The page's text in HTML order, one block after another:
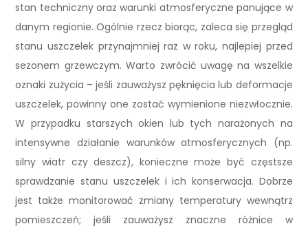
stan techniczny oraz warunki atmosferyczne panujące w
danym regionie. Ogólnie rzecz biorąc, zaleca się przegląd
stanu uszczelek przynajmniej raz w roku, najlepiej przed
sezonem grzewczym. Warto zwrócić uwagę na wszelkie
oznaki zużycia – jeśli zauważysz pęknięcia lub deformacje
uszczelek, powinny one zostać wymienione niezwłocznie.
W przypadku starszych okien lub tych narażonych na
intensywne działanie warunków atmosferycznych (np.
silny wiatr czy deszcz), konieczne może być częstsze
sprawdzanie stanu uszczelek i ich konserwacja. Dobrze
jest także monitorować zmiany temperatury wewnątrz
pomieszczeń; jeśli zauważysz znaczne różnice w